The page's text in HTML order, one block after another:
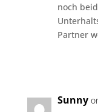
noch
Partner
Sunny